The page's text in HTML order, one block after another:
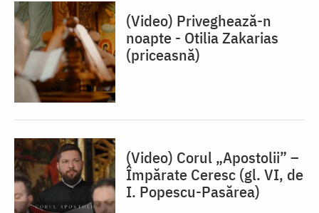
(Video) Priveghează-n
noapte - Otilia Zakarias
(priceasnă)
(Video) Corul „Apostolii” –
⁠Împărate Ceresc (gl. VI, de
I. Popescu-Pasărea)